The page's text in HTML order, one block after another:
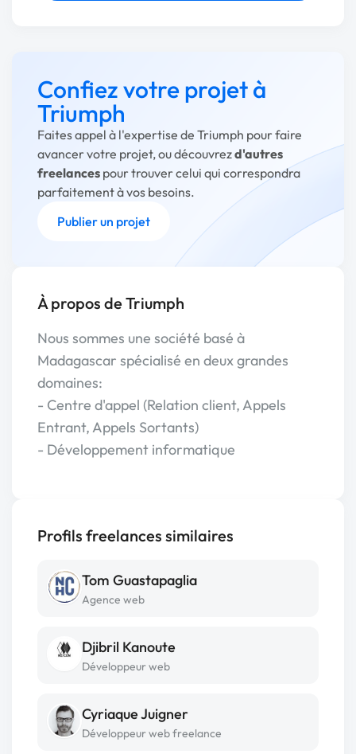
Confiez votre projet à
Triumph
Faites appel à l'expertise de Triumph pour faire
avancer votre projet, ou découvrezd'autres
freelances pour trouver celui qui correspondra
parfaitement à vos besoins.
Publier un projet
À propos de Triumph
Nous sommes une société basé à
Madagascar spécialisé en deux grandes
domaines:
- Centre d'appel (Relation client, Appels
Entrant, Appels Sortants)
- Développement informatique
Profils freelances similaires
Tom Guastapaglia
Agence web
Djibril Kanoute
Développeur web
Cyriaque Juigner
Développeur web freelance